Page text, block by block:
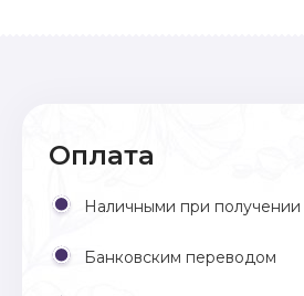
Оплата
Наличными при получении
Банковским переводом